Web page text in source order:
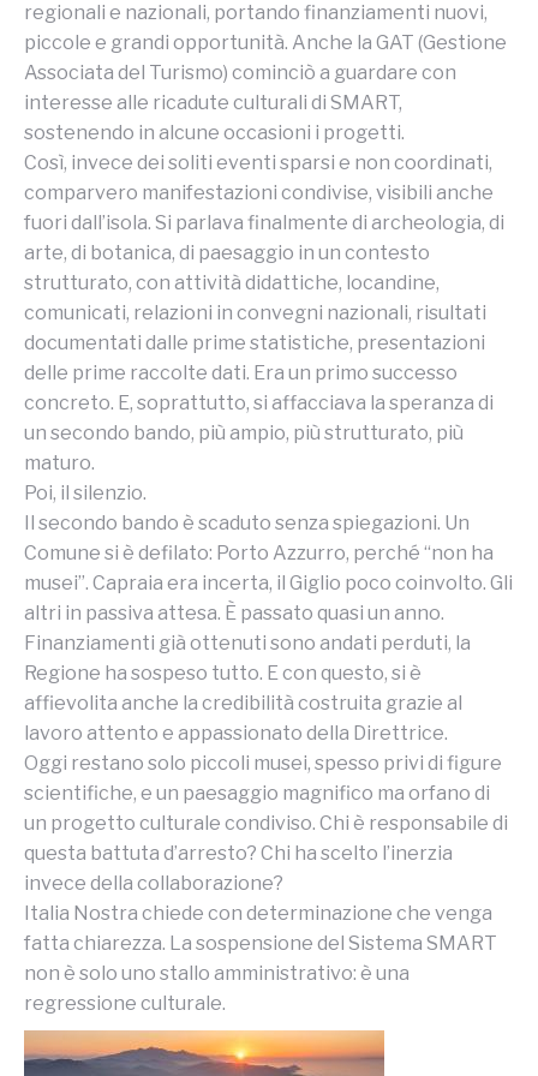
regionali e nazionali, portando finanziamenti nuovi,
piccole e grandi opportunità. Anche la GAT (Gestione
Associata del Turismo) cominciò a guardare con
interesse alle ricadute culturali di SMART,
sostenendo in alcune occasioni i progetti.
Così, invece dei soliti eventi sparsi e non coordinati,
comparvero manifestazioni condivise, visibili anche
fuori dall’isola. Si parlava finalmente di archeologia, di
arte, di botanica, di paesaggio in un contesto
strutturato, con attività didattiche, locandine,
comunicati, relazioni in convegni nazionali, risultati
documentati dalle prime statistiche, presentazioni
delle prime raccolte dati. Era un primo successo
concreto. E, soprattutto, si affacciava la speranza di
un secondo bando, più ampio, più strutturato, più
maturo.
Poi, il silenzio.
Il secondo bando è scaduto senza spiegazioni. Un
Comune si è defilato: Porto Azzurro, perché “non ha
musei”. Capraia era incerta, il Giglio poco coinvolto. Gli
altri in passiva attesa. È passato quasi un anno.
Finanziamenti già ottenuti sono andati perduti, la
Regione ha sospeso tutto. E con questo, si è
affievolita anche la credibilità costruita grazie al
lavoro attento e appassionato della Direttrice.
Oggi restano solo piccoli musei, spesso privi di figure
scientifiche, e un paesaggio magnifico ma orfano di
un progetto culturale condiviso. Chi è responsabile di
questa battuta d’arresto? Chi ha scelto l’inerzia
invece della collaborazione?
Italia Nostra chiede con determinazione che venga
fatta chiarezza. La sospensione del Sistema SMART
non è solo uno stallo amministrativo: è una
regressione culturale.